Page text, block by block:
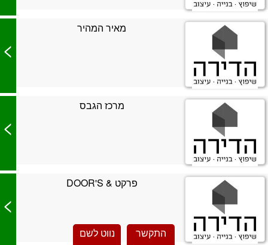
מאיר המהיר
>
מרכז הגבס
>
פרקט & DOOR'S
התקשר נווט לשם
>